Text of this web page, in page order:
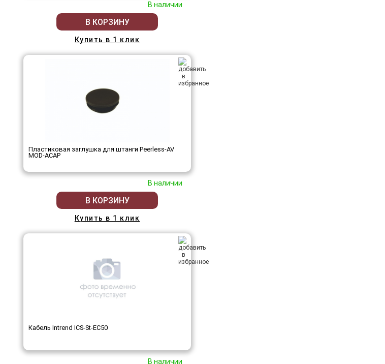
В наличии
В КОРЗИНУ
Купить в 1 клик
Пластиковая заглушка для штанги Peerless-AV
MOD-ACAP
В наличии
В КОРЗИНУ
Купить в 1 клик
Кабель Intrend ICS-St-EC50
В наличии